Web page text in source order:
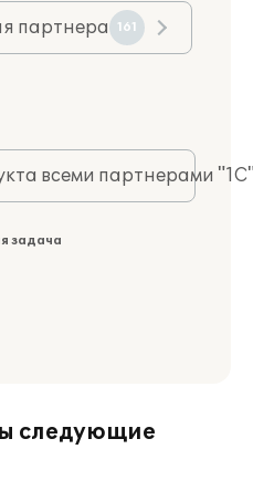
партнера 161
всеми партнерами
задача
следующие